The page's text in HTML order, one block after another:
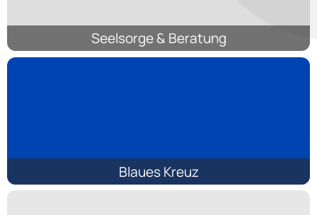
Seelsorge & Beratung
Blaues Kreuz